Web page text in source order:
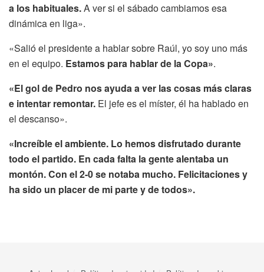
a los habituales.A ver si el sábado cambiamos esa
dinámica en liga».
«Salió el presidente a hablar sobre Raúl, yo soy uno más
en el equipo. Estamos para hablar de la Copa».
«El gol de Pedro nos ayuda a ver las cosas más claras
e intentar remontar. El jefe es el míster, él ha hablado en
el descanso».
«Increíble el ambiente. Lo hemos disfrutado durante
todo el partido. En cada falta la gente alentaba un
montón. Con el 2-0 se notaba mucho. Felicitaciones y
ha sido un placer de mi parte y de todos».